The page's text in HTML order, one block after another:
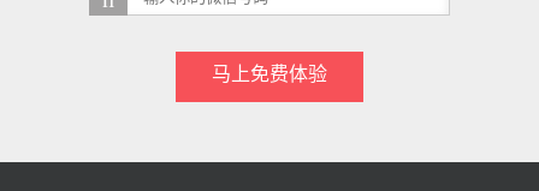
马上免费体验